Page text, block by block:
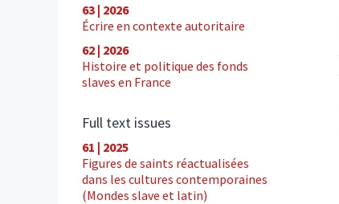
63 | 2026
Écrire en contexte autoritaire
62 | 2026
Histoire et politique des fonds
slaves en France
Full text issues
61 | 2025
Figures de saints réactualisées
dans les cultures contemporaines
(Mondes slave et latin)